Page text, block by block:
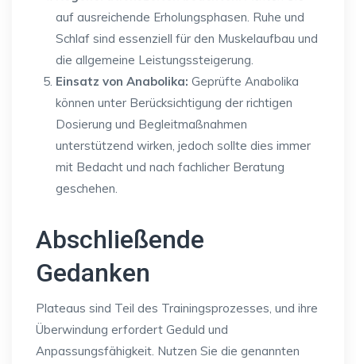
auf ausreichende Erholungsphasen. Ruhe und
Schlaf sind essenziell für den Muskelaufbau und
die allgemeine Leistungssteigerung.
Einsatz von Anabolika: Geprüfte Anabolika
können unter Berücksichtigung der richtigen
Dosierung und Begleitmaßnahmen
unterstützend wirken, jedoch sollte dies immer
mit Bedacht und nach fachlicher Beratung
geschehen.
Abschließende
Gedanken
Plateaus sind Teil des Trainingsprozesses, und ihre
Überwindung erfordert Geduld und
Anpassungsfähigkeit. Nutzen Sie die genannten